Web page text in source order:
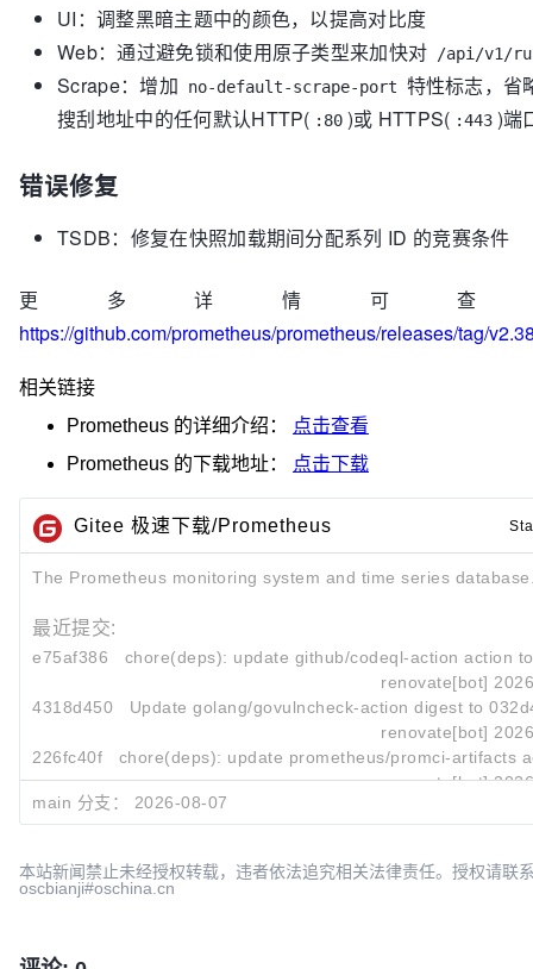
UI：调整黑暗主题中的颜色，以提高对比度
Web：通过避免锁和使用原子类型来加快对
/api/v1/
Scrape：增加 no-default-scrape-port 特性标志，省
搜刮地址中的任何默认HTTP( :80 )或 HTTPS( :443 )端
错误修复
TSDB：修复在快照加载期间分配系列 ID 的竞赛条件
更多详情可查
https://github.com/prometheus/prometheus/releases/tag/
相关链接
Prometheus 的详细介绍：
点击查看
Prometheus 的下载地址： 点击下载
Gitee 极速下载/Prometheus
The Prometheus monitoring system and time series
最近提交:
e75af386
chore(deps): update github/codeql-action action
renovate[bot]
4318d450
Update golang/govulncheck-action digest to
renovate[bot]
226fc40f
chore(deps): update prometheus/promci-artifacts
renovate[bot]
main 分支：
2026-08-07
本站新闻禁止未经授权转载，违者依法追究相关法律责任。授权请联
oscbianji#oschina.cn